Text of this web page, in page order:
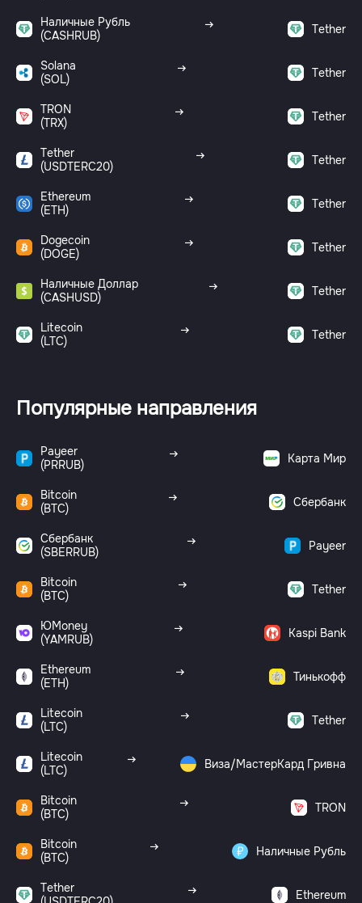
Наличные Рубль
(CASHRUB)
Tether
Solana
(SOL)
Tether
TRON
(TRX)
Tether
Tether
(USDTERC20)
Tether
Ethereum
(ETH)
Tether
Dogecoin
(DOGE)
Tether
Наличные Доллар
(CASHUSD)
Tether
Litecoin
(LTC)
Tether
Популярные направления
Payeer
(PRRUB)
Карта Мир
Bitcoin
(BTC)
Сбербанк
Сбербанк
(SBERRUB)
Payeer
Bitcoin
(BTC)
Tether
ЮMoney
(YAMRUB)
Kaspi Bank
Ethereum
(ETH)
Тинькофф
Litecoin
(LTC)
Tether
Litecoin
(LTC)
Виза/МастерКард Гривна
Bitcoin
(BTC)
TRON
Bitcoin
(BTC)
Наличные Рубль
Tether
Ethereum